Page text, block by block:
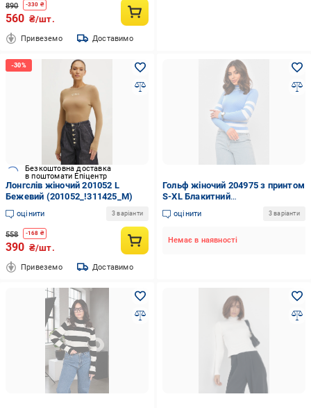
890 -330 ₴
560 ₴/шт.
Привеземо Доставимо
Безкоштовна доставка
в поштомати Епіцентр
Лонгслів жіночий 201052 L
Бежевий (201052_!311425_M)
оцінити 3 варіанти
558 -168 ₴
390 ₴/шт.
Привеземо Доставимо
Гольф жіночий 204975 з принтом
S-XL Блакитний
(204975_!327972_42-48)
оцінити 3 варіанти
Немає в наявності